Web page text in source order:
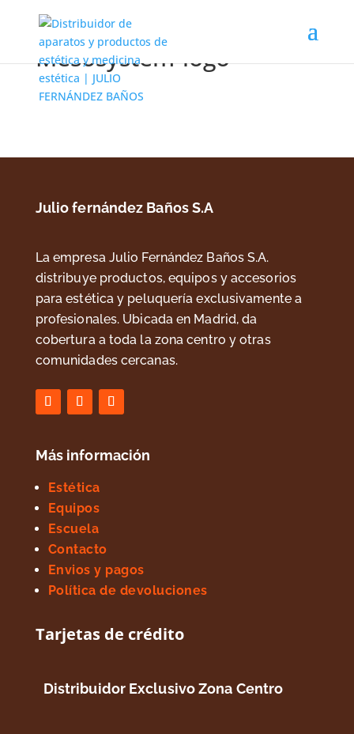
Mesosystem-logo
Julio fernández Baños S.A
La empresa Julio Fernández Baños S.A.
distribuye productos, equipos y accesorios
para estética y peluquería exclusivamente a
profesionales. Ubicada en Madrid, da
cobertura a toda la zona centro y otras
comunidades cercanas.
Más información
Estética
Equipos
Escuela
Contacto
Envios y pagos
Política de devoluciones
Tarjetas de crédito
Distribuidor Exclusivo Zona Centro